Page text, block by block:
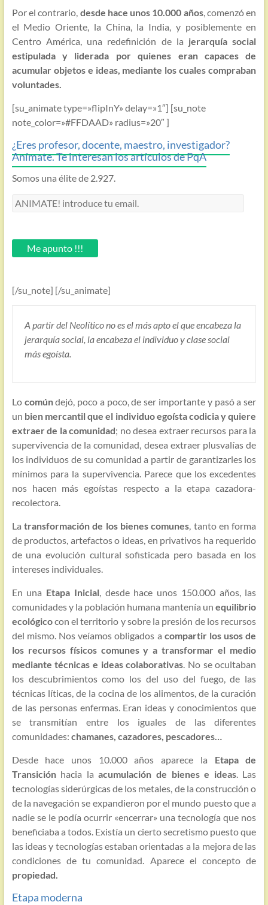
Por el contrario, desde hace unos 10.000 años, comenzó en
el Medio Oriente, la China, la India, y posiblemente en
Centro América, una redefinición de la jerarquía social
estipulada y liderada por quienes eran capaces de
acumular objetos e ideas, mediante los cuales compraban
voluntades.
[su_animate type=»flipInY» delay=»1″] [su_note
note_color=»#FFDAAD» radius=»20″ ]
¿Eres profesor, docente, maestro, investigador?
Anímate. Te interesan los artículos de PqA
Somos una élite de 2.927.
ANIMATE!
email.Me apunto !!!
[/su_note] [/su_animate]
A partir del Neolítico no es el más apto el que encabeza la
jerarquía social, la encabeza el individuo y clase social
más egoísta.
Lo comúndejó, poco a poco, de ser importante y pasó a ser
un bien mercantil que el individuo egoísta codicia y quiere
extraer de la comunidad; no desea extraer recursos para la
supervivencia de la comunidad, desea extraer plusvalías de
los individuos de su comunidad a partir de garantizarles los
mínimos para la supervivencia. Parece que los excedentes
nos hacen más egoístas respecto a la etapa cazadora-
recolectora.
Latransformación de los bienes comunes, tanto en forma
de productos, artefactos o ideas, en privativos ha requerido
de una evolución cultural sofisticada pero basada en los
intereses individuales.
En una Etapa Inicial, desde hace unos 150.000 años, las
comunidades y la población humana mantenía unequilibrio
ecológicocon el territorio y sobre la presión de los recursos
del mismo. Nos veíamos obligados a compartir los usos de
los recursos físicos comunes y a transformar el medio
mediante técnicas e ideas colaborativas. No se ocultaban
los descubrimientos como los del uso del fuego, de las
técnicas líticas, de la cocina de los alimentos, de la curación
de las personas enfermas. Eran ideas y conocimientos que
se transmitían entre los iguales de las diferentes
comunidades: chamanes, cazadores, pescadores…
Desde hace unos 10.000 años aparece la Etapa de
Transiciónhacia laacumulación de bienes e ideas. Las
tecnologías siderúrgicas de los metales, de la construcción o
de la navegación se expandieron por el mundo puesto que a
nadie se le podía ocurrir «encerrar» una tecnología que nos
beneficiaba a todos. Existía un cierto secretismo puesto que
las ideas y tecnologías estaban orientadas a la mejora de las
condiciones de tu comunidad. Aparece el concepto de
propiedad.
Etapa moderna